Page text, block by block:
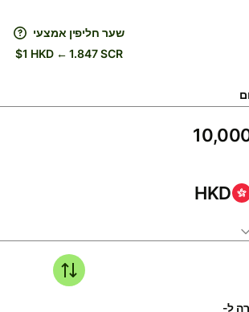
שער חליפין אמצעי
$1 HKD ← 1.847 SCR
HKD
ל-